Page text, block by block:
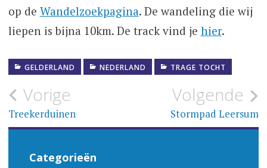
op de Wandelzoekpagina. De wandeling die wij
liepen is bijna 10km. De track vind je hier.
GELDERLAND NEDERLAND TRAGE TOCHT
Bericht
navigatie
Vorige
Treekerduinen
Volgende
Stormpad Leersum
Categorieën